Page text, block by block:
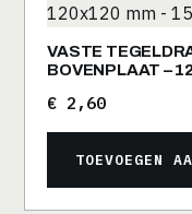
VASTE
BOVENPLAAT –
€ 2,60
TOEVOEGEN